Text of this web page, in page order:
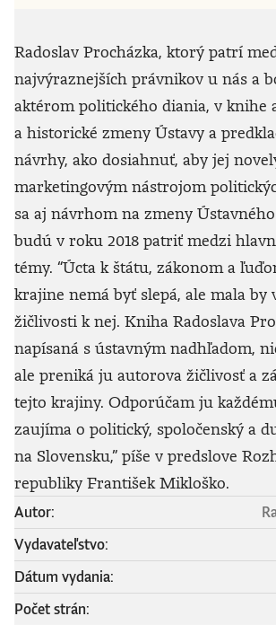
Radoslav Procházka, ktorý patrí
najvýraznejších právnikov u nás a
aktérom politického diania, v knihe
a historické zmeny Ústavy a
návrhy, ako dosiahnuť, aby jej
marketingovým nástrojom
sa aj návrhom na zmeny
budú v roku 2018 patriť medzi
témy. “Úcta k štátu, zákonom a
krajine nemá byť slepá, ale mala by
žičlivosti k nej. Kniha Radoslava
napísaná s ústavným nadhľadom,
ale preniká ju autorova žičlivosť a
tejto krajiny. Odporúčam ju
zaujíma o politický, spoločenský a
na Slovensku,” píše v predslove
republiky František Mikloško.
Autor:
Vydavateľstvo:
Dátum vydania:
Počet strán: